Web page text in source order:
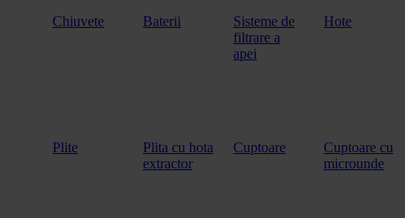
Chiuvete
Baterii
Sisteme de
filtrare a
apei
Hote
Plite
Plita cu hota
extractor
Cuptoare
Cuptoare cu
microunde